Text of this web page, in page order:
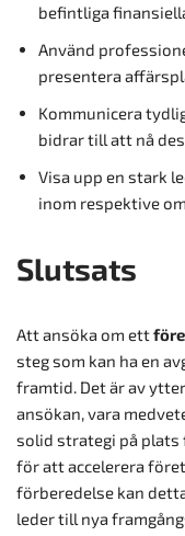
befintliga
Använd
presentera
Kommunicera
bidrar till att nå
Visa upp en stark
inom respektive
Slutsats
Att ansöka om ett
steg som kan ha en
framtid. Det är av
ansökan, vara
solid strategi på
för att accelerera
förberedelse kan
leder till nya